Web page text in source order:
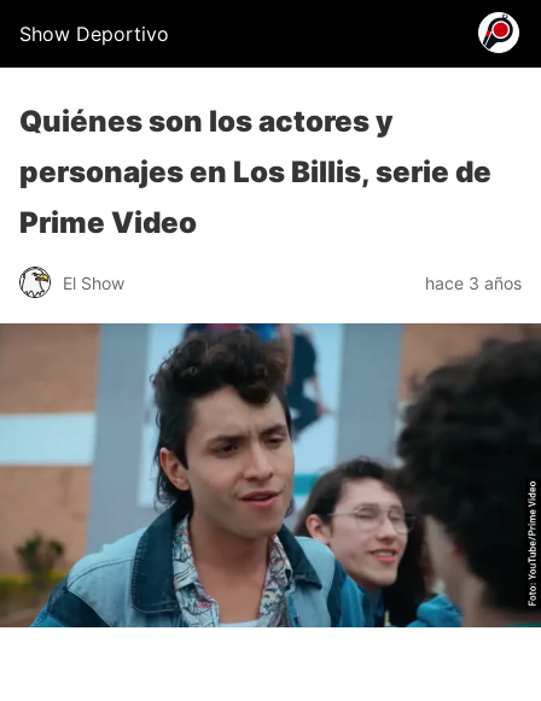
Show Deportivo
Quiénes son los actores y
personajes en Los Billis, serie de
Prime Video
El Show hace 3 años